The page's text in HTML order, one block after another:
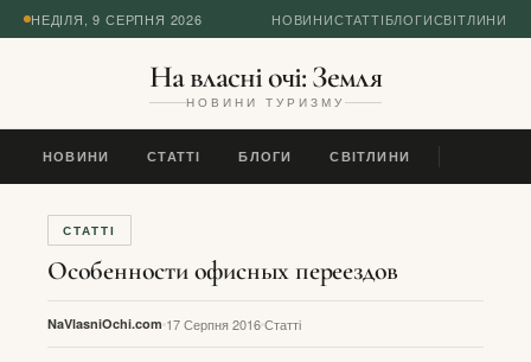
НЕДІЛЯ, 9 СЕРПНЯ 2026 НОВИНИСТАТТІБЛОГИСВІТЛИНИ
На власні очі: Земля
НОВИНИ ТУРИЗМУ
НОВИНИ СТАТТІ БЛОГИ СВІТЛИНИ
СТАТТІ
Особенности офисных переездов
NaVlasniOchi.com 17 Серпня 2016Статті